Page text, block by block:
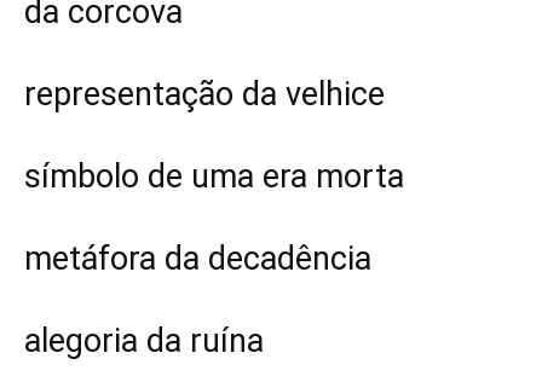
da corcova
representação da velhice
símbolo de uma era morta
metáfora da decadência
alegoria da ruína